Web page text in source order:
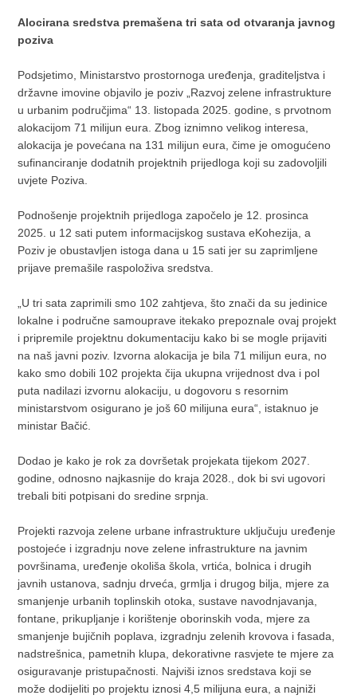
Alocirana sredstva premašena tri sata od otvaranja javnog
poziva
Podsjetimo, Ministarstvo prostornoga uređenja, graditeljstva i
državne imovine objavilo je poziv „Razvoj zelene infrastrukture
u urbanim područjima“ 13. listopada 2025. godine, s prvotnom
alokacijom 71 milijun eura. Zbog iznimno velikog interesa,
alokacija je povećana na 131 milijun eura, čime je omogućeno
sufinanciranje dodatnih projektnih prijedloga koji su zadovoljili
uvjete Poziva.
Podnošenje projektnih prijedloga započelo je 12. prosinca
2025. u 12 sati putem informacijskog sustava eKohezija, a
Poziv je obustavljen istoga dana u 15 sati jer su zaprimljene
prijave premašile raspoloživa sredstva.
„U tri sata zaprimili smo 102 zahtjeva, što znači da su jedinice
lokalne i područne samouprave itekako prepoznale ovaj projekt
i pripremile projektnu dokumentaciju kako bi se mogle prijaviti
na naš javni poziv. Izvorna alokacija je bila 71 milijun eura, no
kako smo dobili 102 projekta čija ukupna vrijednost dva i pol
puta nadilazi izvornu alokaciju, u dogovoru s resornim
ministarstvom osigurano je još 60 milijuna eura“, istaknuo je
ministar Bačić.
Dodao je kako je rok za dovršetak projekata tijekom 2027.
godine, odnosno najkasnije do kraja 2028., dok bi svi ugovori
trebali biti potpisani do sredine srpnja.
Projekti razvoja zelene urbane infrastrukture uključuju uređenje
postojeće i izgradnju nove zelene infrastrukture na javnim
površinama, uređenje okoliša škola, vrtića, bolnica i drugih
javnih ustanova, sadnju drveća, grmlja i drugog bilja, mjere za
smanjenje urbanih toplinskih otoka, sustave navodnjavanja,
fontane, prikupljanje i korištenje oborinskih voda, mjere za
smanjenje bujičnih poplava, izgradnju zelenih krovova i fasada,
nadstrešnica, pametnih klupa, dekorativne rasvjete te mjere za
osiguravanje pristupačnosti. Najviši iznos sredstava koji se
može dodijeliti po projektu iznosi 4,5 milijuna eura, a najniži